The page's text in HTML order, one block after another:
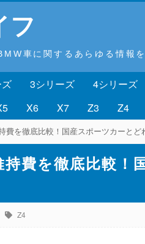
フ
車に関するあらゆる情報
3シリーズ 4シリーズ
X6 X7 Z3 Z4
費を徹底比較！国産スポーツカーとど
費を徹底比較！
Z4